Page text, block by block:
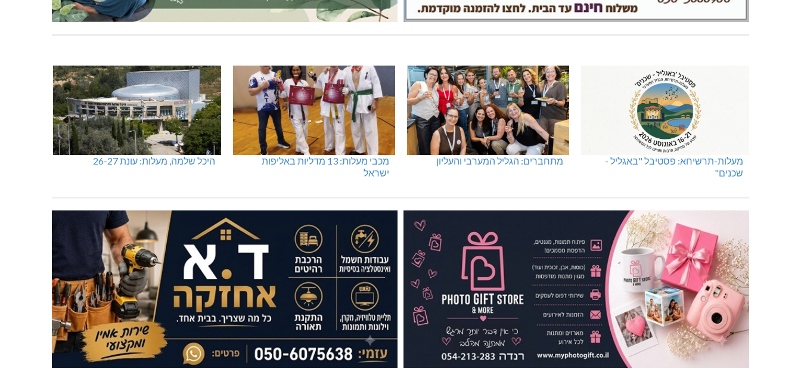
מעלות-תרשיחא: פסטיבל "באגליל -
שכנים"
מתחברים: הגליל המערבי והעליון
מכבי מעלות: 13 מדליות באליפות
ישראל
היכל שלמה, מעלות: עונת 26-27